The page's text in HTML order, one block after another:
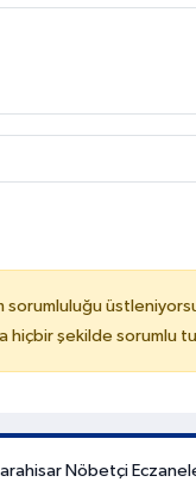
hiçbir şekilde sorumlu
Nöbetçi